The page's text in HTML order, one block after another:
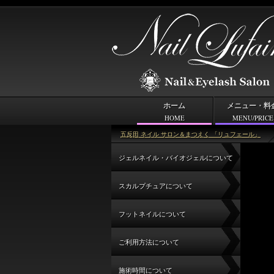
五反田 ネイル サロン＆まつえく 「リュフェール」
よくあるご質問
ジェルネイル・バイオジェルについて
スカルプチュアについて
フットネイルについて
ご利用方法について
施術時間について
ホーム
HOME
メニュー・料
MENU/PRICE